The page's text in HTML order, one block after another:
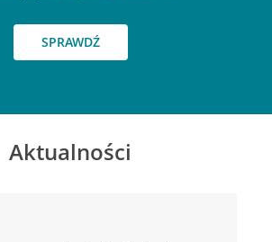
SPRAWDŹ
Aktualności